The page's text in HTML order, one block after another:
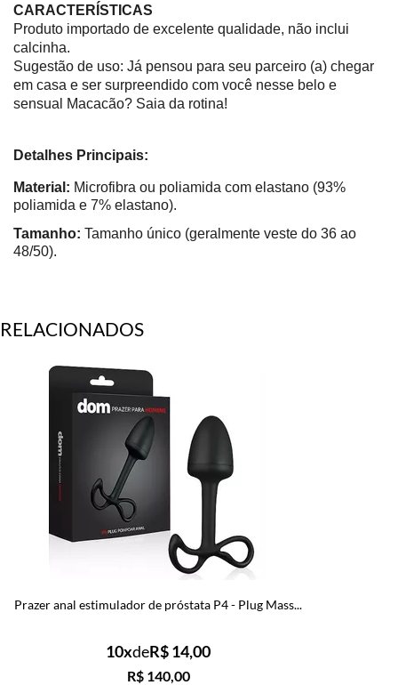
CARACTERÍSTICAS
Produto importado de excelente qualidade, não inclui
calcinha.
Sugestão de uso: Já pensou para seu parceiro (a) chegar
em casa e ser surpreendido com você nesse belo e
sensual Macacão? Saia da rotina!
Detalhes Principais:
Material: Microfibra ou poliamida com elastano (93%
poliamida e 7% elastano).
Tamanho: Tamanho único (geralmente veste do 36 ao
48/50).
RELACIONADOS
Prazer anal estimulador de próstata P4 - Plug Mass...
R$ 140,00
10xdeR$ 14,00